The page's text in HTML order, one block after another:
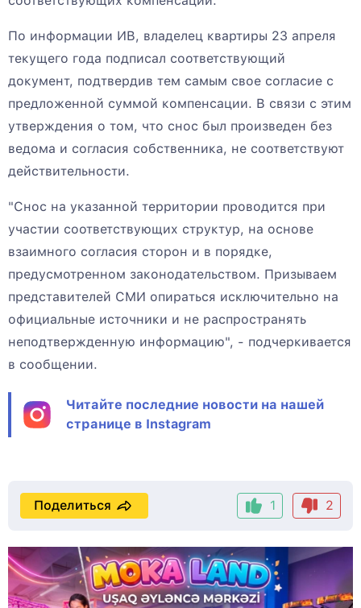
По информации ИВ, владелец квартиры 23 апреля
текущего года подписал соответствующий
документ, подтвердив тем самым свое согласие с
предложенной суммой компенсации. В связи с этим
утверждения о том, что снос был произведен без
ведома и согласия собственника, не соответствуют
действительности.
"Снос на указанной территории проводится при
участии соответствующих структур, на основе
взаимного согласия сторон и в порядке,
предусмотренном законодательством. Призываем
представителей СМИ опираться исключительно на
официальные источники и не распространять
неподтвержденную информацию", - подчеркивается
в сообщении.
Читайте последние новости на нашей
странице в Instagram
1 2
Поделиться